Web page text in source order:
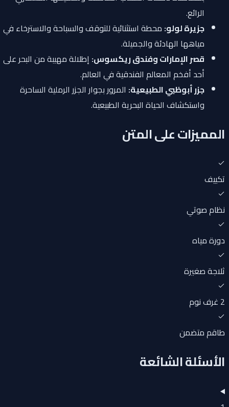
الرائع.
جزيرة لولو:محطة استثنائية للتوقف والسباحة والاسترخاء في
مياهها الهادئة والجميلة.
قصر الإمارات وفندق ريكسوس:إطلالة مهيبة من البحر على
أحد أفخم المعالم الفندقية في العالم.
جزر أبوظبي الطبيعية:المرور بجوار الجزر الرملية الساحرة
واستكشاف الحياة البحرية الطبيعية.
المميزات على المتن
تكييف
نظام صوتي
دورة مياه
ثلاجة صغيرة
طاقم متضمن
الأسئلة الشائعة